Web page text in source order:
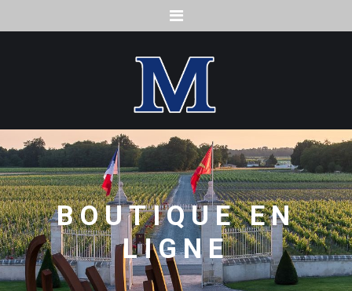
BOUTIQUE EN
LIGNE